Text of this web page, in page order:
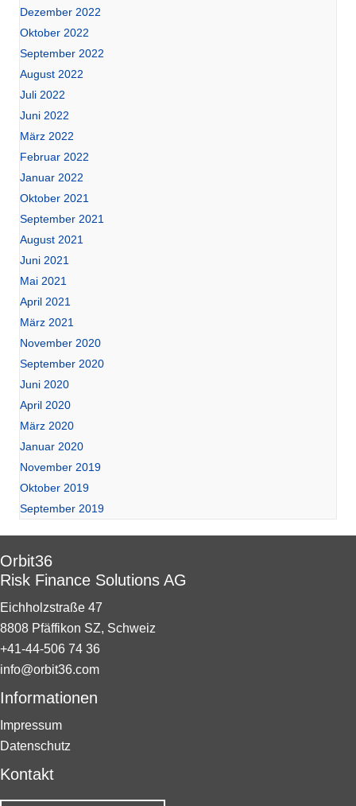
Dezember 2022
Oktober 2022
September 2022
August 2022
Juli 2022
Juni 2022
März 2022
Februar 2022
Januar 2022
Oktober 2021
September 2021
August 2021
Juni 2021
Mai 2021
April 2021
März 2021
November 2020
September 2020
Juni 2020
April 2020
März 2020
Januar 2020
November 2019
Oktober 2019
September 2019
Orbit36
Risk Finance Solutions AG
Eichholzstraße 47
8808 Pfäffikon SZ, Schweiz
+41-44-506 74 36
info@orbit36.com
Informationen
Impressum
Datenschutz
Kontakt